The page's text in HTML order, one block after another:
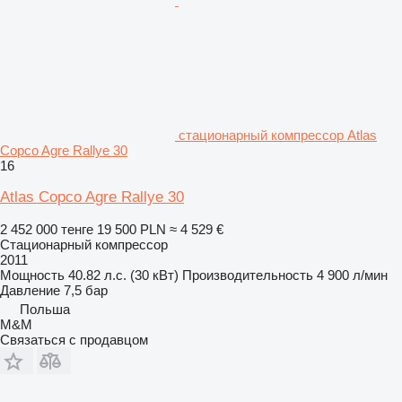
стационарный компрессор Atlas
Copco Agre Rallye 30
16
Atlas Copco Agre Rallye 30
2 452 000 тенге 19 500 PLN ≈ 4 529 €
Стационарный компрессор
2011
Мощность 40.82 л.с. (30 кВт) Производительность 4 900 л/мин
Давление 7,5 бар
Польша
M&M
Связаться с продавцом